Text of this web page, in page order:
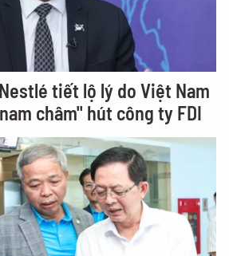
tiết lộ lý do Việt Nam
châm" hút công ty FDI